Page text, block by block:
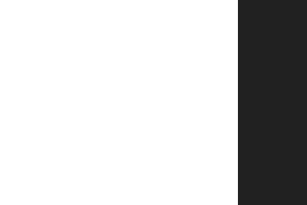
omnis iste natus
totam rem aperiam,
beatae vitae dicta
proident